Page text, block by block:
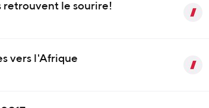
retrouvent le sourire!
vers l'Afrique